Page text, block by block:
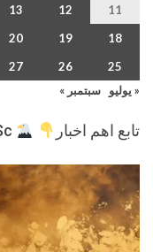
11
12
13
18
19
20
25
26
27
« يوليو
سبتمبر »
تابع اهم اخبار